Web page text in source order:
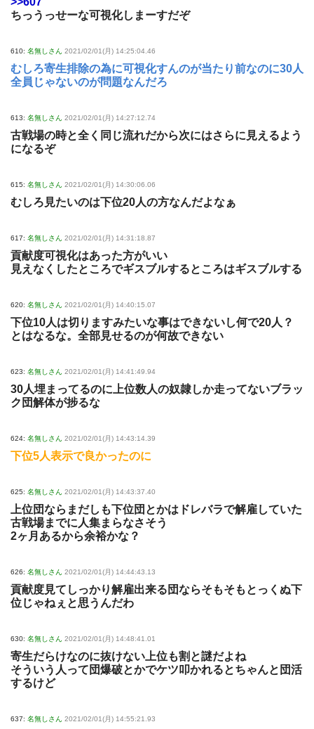
ちっうっせーな可視化しまーすだぞ
610: 名無しさん 2021/02/01(月) 14:25:04.46
むしろ寄生排除の為に可視化すんのが当たり前なのに30人
全員じゃないのが問題なんだろ
613: 名無しさん 2021/02/01(月) 14:27:12.74
古戦場の時と全く同じ流れだから次にはさらに見えるよう
になるぞ
615: 名無しさん 2021/02/01(月) 14:30:06.06
むしろ見たいのは下位20人の方なんだよなぁ
617: 名無しさん 2021/02/01(月) 14:31:18.87
貢献度可視化はあった方がいい
見えなくしたところでギスブルするところはギスブルする
620: 名無しさん 2021/02/01(月) 14:40:15.07
下位10人は切りますみたいな事はできないし何で20人？
とはなるな。全部見せるのが何故できない
623: 名無しさん 2021/02/01(月) 14:41:49.94
30人埋まってるのに上位数人の奴隷しか走ってないブラッ
ク団解体が捗るな
624: 名無しさん 2021/02/01(月) 14:43:14.39
下位5人表示で良かったのに
625: 名無しさん 2021/02/01(月) 14:43:37.40
上位団ならまだしも下位団とかはドレバラで解雇していた
古戦場までに人集まらなさそう
2ヶ月あるから余裕かな？
626: 名無しさん 2021/02/01(月) 14:44:43.13
貢献度見てしっかり解雇出来る団ならそもそもとっくぬ下
位じゃねぇと思うんだわ
630: 名無しさん 2021/02/01(月) 14:48:41.01
寄生だらけなのに抜けない上位も割と謎だよね
そういう人って団爆破とかでケツ叩かれるとちゃんと団活
するけど
637: 名無しさん 2021/02/01(月) 14:55:21.93